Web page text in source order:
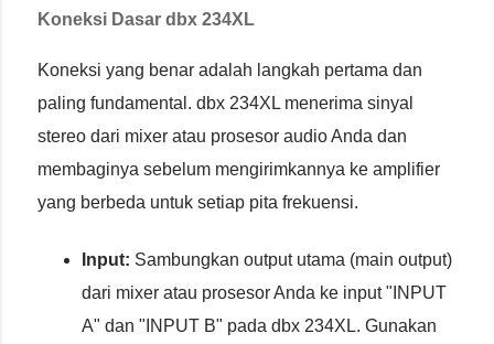
Koneksi Dasar dbx 234XL
Koneksi yang benar adalah langkah pertama dan
paling fundamental. dbx 234XL menerima sinyal
stereo dari mixer atau prosesor audio Anda dan
membaginya sebelum mengirimkannya ke amplifier
yang berbeda untuk setiap pita frekuensi.
Input: Sambungkan output utama (main output)
dari mixer atau prosesor Anda ke input "INPUT
A" dan "INPUT B" pada dbx 234XL. Gunakan